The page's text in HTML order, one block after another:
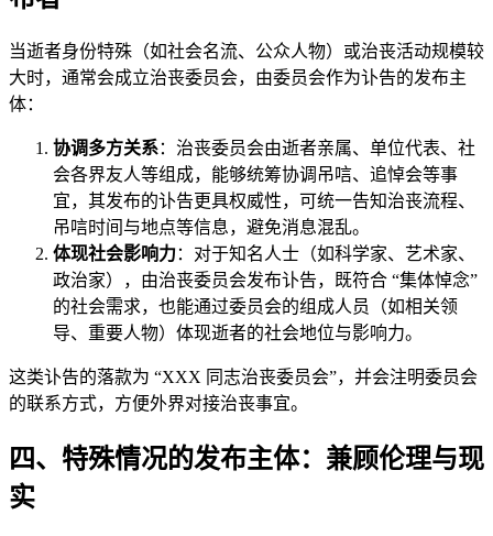
当逝者身份特殊（如社会名流、公众人物）或治丧活动规模较
大时，通常会成立治丧委员会，由委员会作为讣告的发布主
体：
协调多方关系：治丧委员会由逝者亲属、单位代表、社
会各界友人等组成，能够统筹协调吊唁、追悼会等事
宜，其发布的讣告更具权威性，可统一告知治丧流程、
吊唁时间与地点等信息，避免消息混乱。
体现社会影响力：对于知名人士（如科学家、艺术家、
政治家），由治丧委员会发布讣告，既符合 “集体悼念”
的社会需求，也能通过委员会的组成人员（如相关领
导、重要人物）体现逝者的社会地位与影响力。
这类讣告的落款为 “XXX 同志治丧委员会”，并会注明委员会
的联系方式，方便外界对接治丧事宜。
四、特殊情况的发布主体：兼顾伦理与现
实